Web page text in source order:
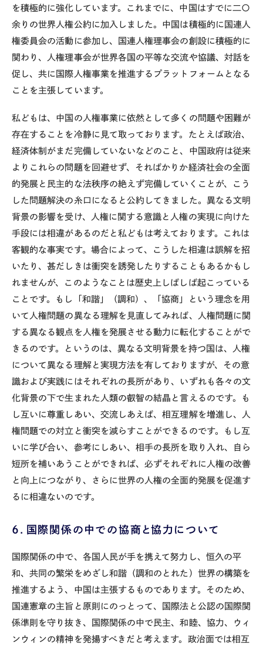
を積極的に強化しています。これまでに、中国はすでに二〇
余りの世界人権公約に加入しました。中国は積極的に国連人
権委員会の活動に参加し、国連人権理事会の創設に積極的に
関わり、人権理事会が世界各国の平等な交流や協議、対話を
促し、共に国際人権事業を推進するプラットフォームとなる
ことを主張しています。
私どもは、中国の人権事業に依然として多くの問題や困難が
存在することを冷静に見て取っております。たとえば政治、
経済体制がまだ完備していないなどのこと、中国政府は従来
よりこれらの問題を回避せず、そればかりか経済社会の全面
的発展と民主的な法秩序の絶えず完備していくことが、こう
した問題解決の糸口になると公約してきました。異なる文明
背景の影響を受け、人権に関する意識と人権の実現に向けた
手段には相違があるのだと私どもは考えております。これは
客観的な事実です。場合によって、こうした相違は誤解を招
いたり、甚だしきは衝突を誘発したりすることもあるかもし
れませんが、このようなことは歴史上しばしば起こっている
ことです。もし「和諧」（調和）、「協商」という理念を用
いて人権問題の異なる理解を見直してみれば、人権問題に関
する異なる観点を人権を発展させる動力に転化することがで
きるのです。というのは、異なる文明背景を持つ国は、人権
について異なる理解と実現方法を有しておりますが、その意
識および実践にはそれぞれの長所があり、いずれも各々の文
化背景の下で生まれた人類の叡智の結晶と言えるのです。も
し互いに尊重しあい、交流しあえば、相互理解を増進し、人
権問題での対立と衝突を減らすことができるのです。もし互
いに学び合い、参考にしあい、相手の長所を取り入れ、自ら
短所を補いあうことができれば、必ずそれぞれに人権の改善
と向上につながり、さらに世界の人権の全面的発展を促進す
るに相違ないのです。
６．国際関係の中での協商と協力について
国際関係の中で、各国人民が手を携えて努力し、恒久の平
和、共同の繁栄をめざし和諧（調和のとれた）世界の構築を
推進するよう、中国は主張するものであります。そのため、
国連憲章の主旨と原則にのっとって、国際法と公認の国際関
係準則を守り抜き、国際関係の中で民主、和睦、協力、ウィ
ンウィンの精神を発揚すべきだと考えます。政治面では相互